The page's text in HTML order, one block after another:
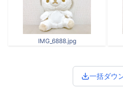
IMG_6888.jpg
一括ダウ